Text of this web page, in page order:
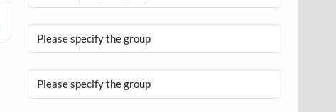
Please specify the group
Please specify the group